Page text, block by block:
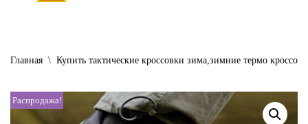
Главная \ Купить тактические кроссовки зима,зимние термо
Распродажа!